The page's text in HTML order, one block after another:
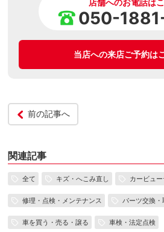
店舗へのお電話は
050-
当店への来店ご予約は
前の記事へ
関連記事
全て キズ・へこみ直し カービュ
修理・点検・メンテナンス パーツ交換・
車を買う・売る・譲る 車検・法定点検